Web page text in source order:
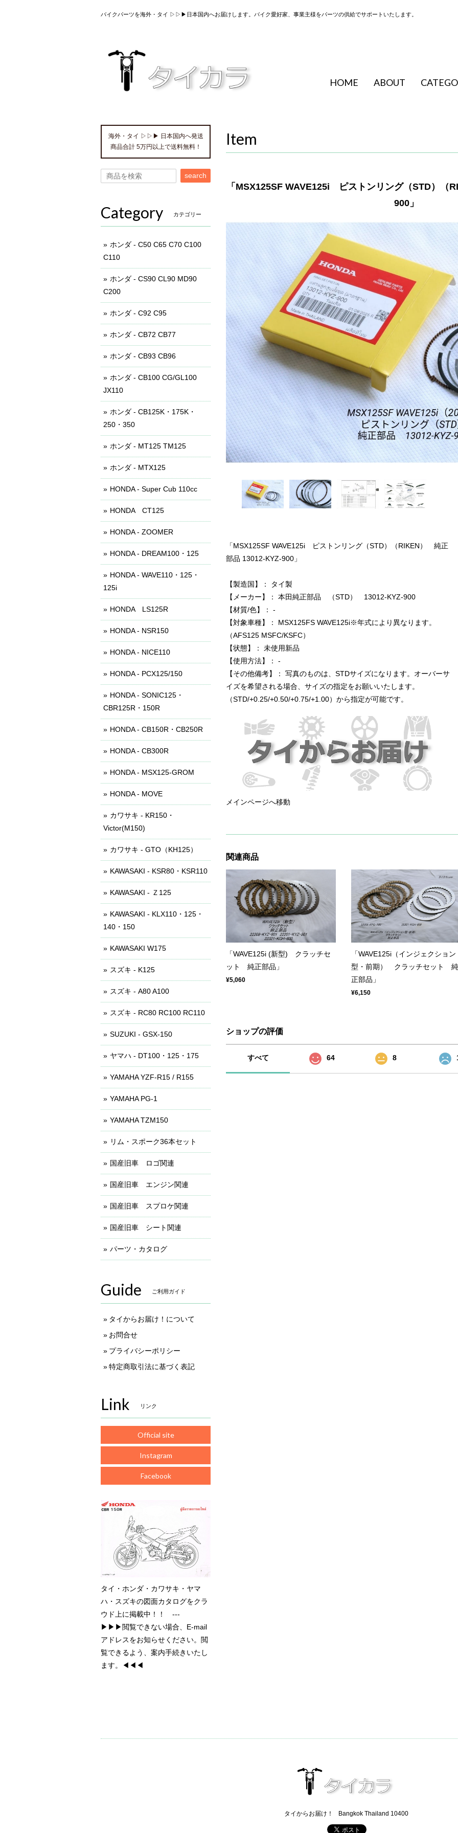
バイクパーツを海外・タイ ▷▷▶日本国内へお届けします。バイク愛好家、事業主様をパーツの供給でサポートいたします。
HOME ABOUT
Item
「MSX125SF WAVE125i ピストンリング（STD）
900」
「MSX125SF WAVE125i ピストンリング（STD）（RIKEN） 純正
部品 13012-KYZ-900」
【製造国】： タイ製
【メーカー】： 本田純正部品 （STD） 13012-KYZ-900
【材質/色】： -
【対象車種】： MSX125FS WAVE125i※年式により異なります。
（AFS125 MSFC/KSFC）
【状態】： 未使用新品
【使用方法】： -
【その他備考】： 写真のものは、STDサイズになります。オーバーサ
イズを希望される場合、サイズの指定をお願いいたします。
（STD/+0.25/+0.50/+0.75/+1.00）から指定が可能です。
メインページへ移動
関連商品
「WAVE125i (新型) クラッチセ
ット 純正部品」
¥5,060
「WAVE125i（インジェクション
型・前期） クラッチセット 純
正部品」
¥6,150
ショップの評価
すべて 64 8
海外・タイ ▷▷▶ 日本国内へ発送
商品合計 5万円以上で送料無料！
search
Category カテゴリー
ホンダ - C50 C65 C70 C100
C110
ホンダ - CS90 CL90 MD90
C200
ホンダ - C92 C95
ホンダ - CB72 CB77
ホンダ - CB93 CB96
ホンダ - CB100 CG/GL100
JX110
ホンダ - CB125K・175K・
250・350
ホンダ - MT125 TM125
ホンダ - MTX125
HONDA - Super Cub 110cc
HONDA CT125
HONDA - ZOOMER
HONDA - DREAM100・125
HONDA - WAVE110・125・
125i
HONDA LS125R
HONDA - NSR150
HONDA - NICE110
HONDA - PCX125/150
HONDA - SONIC125・
CBR125R・150R
HONDA - CB150R・CB250R
HONDA - CB300R
HONDA - MSX125-GROM
HONDA - MOVE
カワサキ - KR150・
Victor(M150)
カワサキ - GTO（KH125）
KAWASAKI - KSR80・KSR110
KAWASAKI - Ｚ125
KAWASAKI - KLX110・125・
140・150
KAWASAKI W175
スズキ - K125
スズキ - A80 A100
スズキ - RC80 RC100 RC110
SUZUKI - GSX-150
ヤマハ - DT100・125・175
YAMAHA YZF-R15 / R155
YAMAHA PG-1
YAMAHA TZM150
リム・スポーク36本セット
国産旧車 ロゴ関連
国産旧車 エンジン関連
国産旧車 スプロケ関連
国産旧車 シート関連
パーツ・カタログ
Guide ご利用ガイド
タイからお届け！について
お問合せ
プライバシーポリシー
特定商取引法に基づく表記
Link リンク
Official site
Instagram
Facebook
タイ・ホンダ・カワサキ・ヤマ
ハ・スズキの図面カタログをクラ
ウド上に掲載中！！ ---
▶▶▶閲覧できない場合、E-mail
アドレスをお知らせください。閲
覧できるよう、案内手続きいたし
ます。◀◀◀
タイからお届け！ Bangkok Thailand 10400